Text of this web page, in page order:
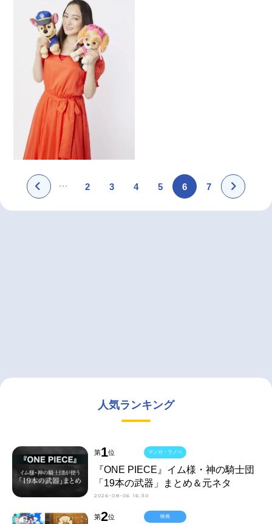
2 3 4 5 6 7
人気ランキング
第1位
『ONE PIECE』イム様・神の騎士団
「19本の武器」まとめ＆元ネタ
2026-08-06 16:30
マンガ・ラノベ
第2位 映画